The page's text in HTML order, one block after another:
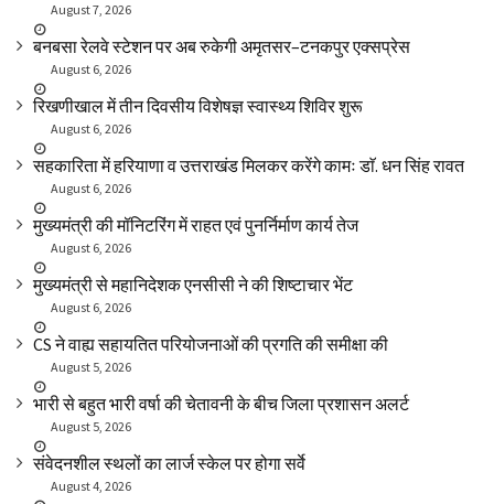
August 7, 2026
बनबसा रेलवे स्टेशन पर अब रुकेगी अमृतसर–टनकपुर एक्सप्रेस
August 6, 2026
रिखणीखाल में तीन दिवसीय विशेषज्ञ स्वास्थ्य शिविर शुरू
August 6, 2026
सहकारिता में हरियाणा व उत्तराखंड मिलकर करेंगे कामः डाॅ. धन सिंह रावत
August 6, 2026
मुख्यमंत्री की मॉनिटरिंग में राहत एवं पुनर्निर्माण कार्य तेज
August 6, 2026
मुख्यमंत्री से महानिदेशक एनसीसी ने की शिष्टाचार भेंट
August 6, 2026
CS ने वाह्य सहायतित परियोजनाओं की प्रगति की समीक्षा की
August 5, 2026
भारी से बहुत भारी वर्षा की चेतावनी के बीच जिला प्रशासन अलर्ट
August 5, 2026
संवेदनशील स्थलों का लार्ज स्केल पर होगा सर्वे
August 4, 2026